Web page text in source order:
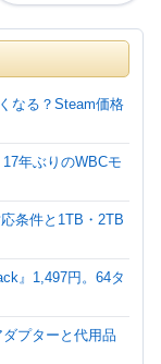
なる？Steam価格
年ぶりのWBCモ
条件と1TB・2TB
』1,497円。64タ
プターと代用品